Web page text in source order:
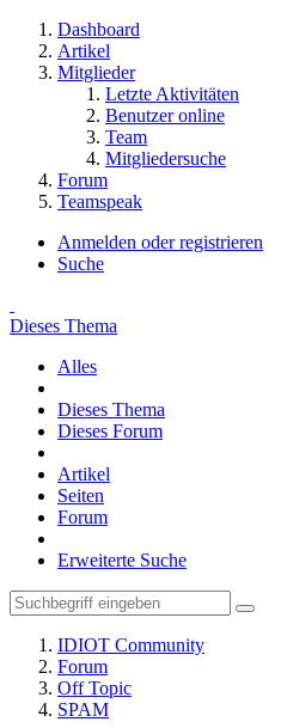
Dashboard
Artikel
Mitglieder
Letzte Aktivitäten
Benutzer online
Team
Mitgliedersuche
Forum
Teamspeak
Anmelden oder registrieren
Suche
Dieses Thema
Alles
Dieses Thema
Dieses Forum
Artikel
Seiten
Forum
Erweiterte Suche
IDIOT Community
Forum
Off Topic
SPAM